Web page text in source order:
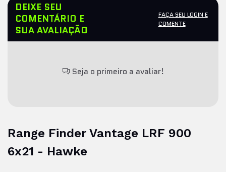
Range Finder Vantage LRF 900
6x21 - Hawke
DEIXE SEU
COMENTÁRIO E
SUA AVALIAÇÃO
FAÇA SEU LOGIN E
COMENTE
Seja o primeiro a avaliar!